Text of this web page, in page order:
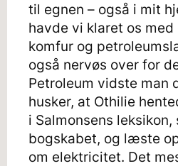
til egnen – også i mit
havde vi klaret os med
komfur og
også nervøs over for
Petroleum vidste man
husker, at Othilie
i Salmonsens leksikon,
bogskabet, og læste
om elektricitet. Det